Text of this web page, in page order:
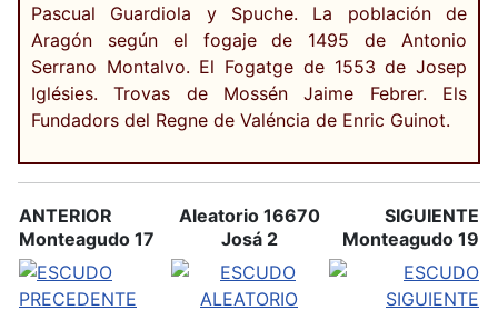
Pascual Guardiola y Spuche. La población de
Aragón según el fogaje de 1495 de Antonio
Serrano Montalvo. El Fogatge de 1553 de Josep
Iglésies. Trovas de Mossén Jaime Febrer. Els
Fundadors del Regne de Valéncia de Enric Guinot.
ANTERIOR
Monteagudo 17
Aleatorio 16670
Josá 2
SIGUIENTE
Monteagudo 19